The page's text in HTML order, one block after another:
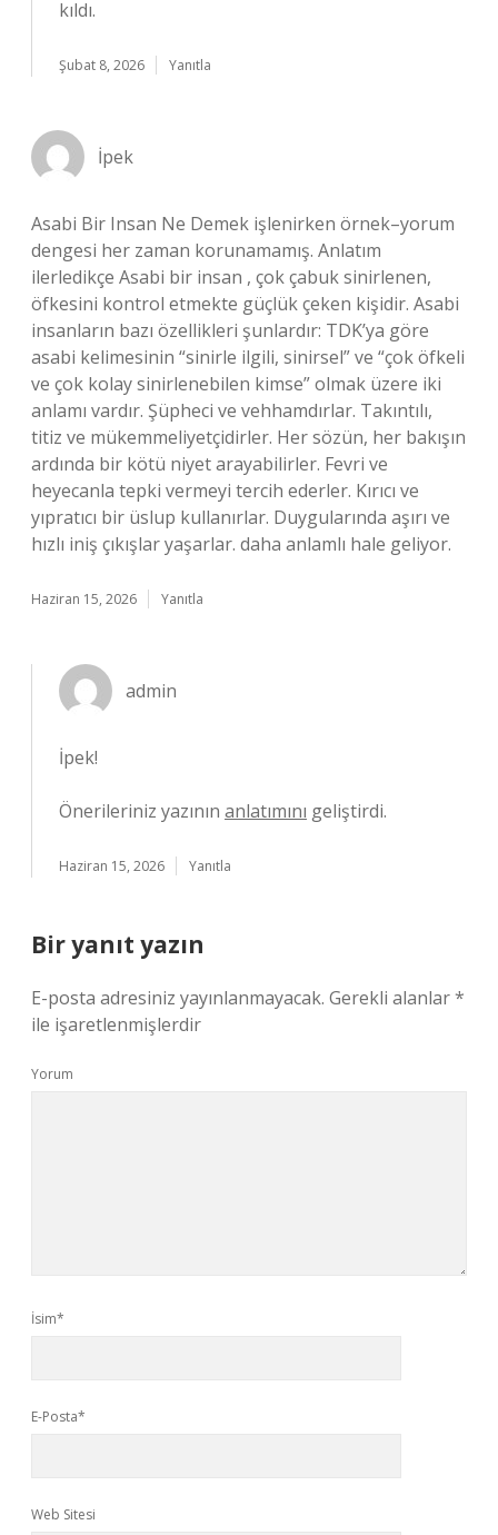
kıldı.
Şubat 8, 2026 Yanıtla
İpek
Asabi Bir Insan Ne Demek işlenirken örnek–yorum
dengesi her zaman korunamamış. Anlatım
ilerledikçe Asabi bir insan , çok çabuk sinirlenen,
öfkesini kontrol etmekte güçlük çeken kişidir. Asabi
insanların bazı özellikleri şunlardır: TDK’ya göre
asabi kelimesinin “sinirle ilgili, sinirsel” ve “çok öfkeli
ve çok kolay sinirlenebilen kimse” olmak üzere iki
anlamı vardır. Şüpheci ve vehhamdırlar. Takıntılı,
titiz ve mükemmeliyetçidirler. Her sözün, her bakışın
ardında bir kötü niyet arayabilirler. Fevri ve
heyecanla tepki vermeyi tercih ederler. Kırıcı ve
yıpratıcı bir üslup kullanırlar. Duygularında aşırı ve
hızlı iniş çıkışlar yaşarlar. daha anlamlı hale geliyor.
Haziran 15, 2026 Yanıtla
admin
İpek!
Önerileriniz yazının anlatımını geliştirdi.
Haziran 15, 2026 Yanıtla
Bir yanıt yazın
E-posta adresiniz yayınlanmayacak. Gerekli alanlar*
ile işaretlenmişlerdir
Yorum
İsim*
E-Posta*
Web Sitesi